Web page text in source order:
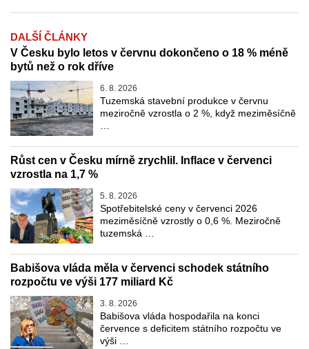
DALŠÍ ČLÁNKY
V Česku bylo letos v červnu dokončeno o 18 % méně
bytů než o rok dříve
6. 8. 2026
Tuzemská stavební produkce v červnu
meziročně vzrostla o 2 %, když meziměsíčně
…
Růst cen v Česku mírně zrychlil. Inflace v červenci
vzrostla na 1,7 %
5. 8. 2026
Spotřebitelské ceny v červenci 2026
meziměsíčně vzrostly o 0,6 %. Meziročně
tuzemská …
Babišova vláda měla v červenci schodek státního
rozpočtu ve výši 177 miliard Kč
3. 8. 2026
Babišova vláda hospodařila na konci
července s deficitem státního rozpočtu ve
výši …